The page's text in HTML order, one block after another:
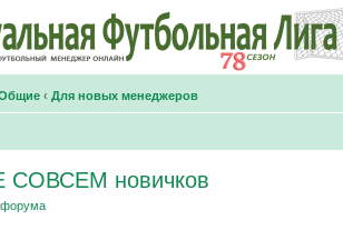
‹ Для новых менеджеров
СОВСЕМ новичков